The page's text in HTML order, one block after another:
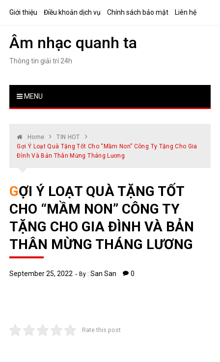
Giới thiệu Điều khoản dịch vụ Chính sách bảo mật Liên hệ
Âm nhạc quanh ta
Thông tin giải trí 24h
MENU
Home
TIN HOT
Gợi Ý Loạt Quà Tặng Tốt Cho “mầm Non” Công Ty Tặng Cho Gia
Đình Và Bản Thân Mừng Tháng Lương
GỢI Ý LOẠT QUÀ TẶNG TỐT
CHO “MẦM NON” CÔNG TY
TẶNG CHO GIA ĐÌNH VÀ BẢN
THÂN MỪNG THÁNG LƯƠNG
September 25, 2022 By :San San 0
Rate this post